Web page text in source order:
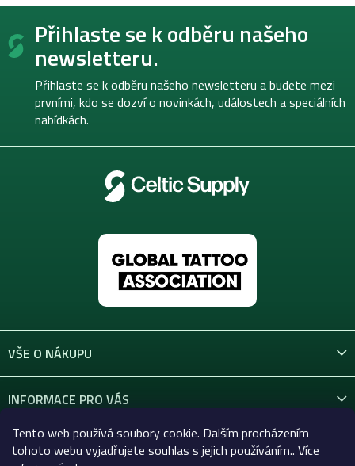
Tento web používá soubory cookie. Dalším procházením
tohoto webu vyjadřujete souhlas s jejich používáním.. Více
Z
Přihlaste se k odběru našeho
newsletteru.
Přihlaste se k odběru našeho newsletteru a budete mezi
prvními, kdo se dozví o novinkách, událostech a speciálních
nabídkách.
VŠE O NÁKUPU
INFORMACE PRO VÁS
KONTAKT